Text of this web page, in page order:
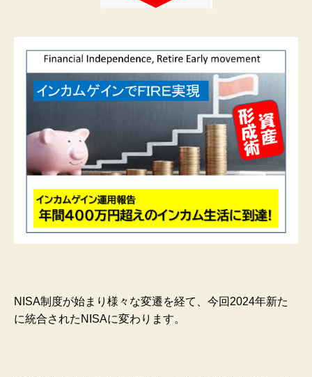
NISA制度が始まり様々な変遷を経て、今回2024年新た
に統合されたNISAに変わります。